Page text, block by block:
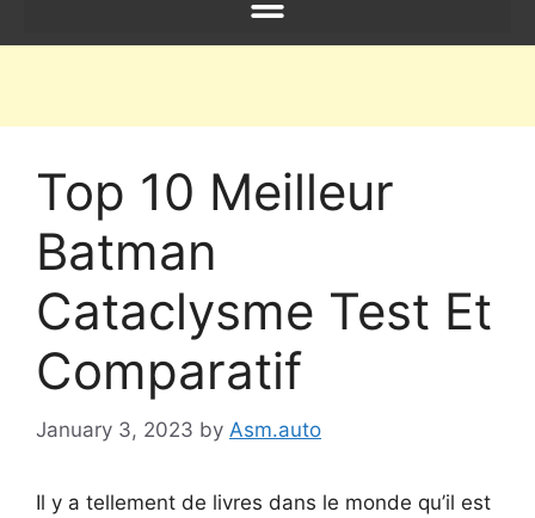
Top 10 Meilleur
Batman
Cataclysme Test Et
Comparatif
January 3, 2023 by Asm.auto
Il y a tellement de livres dans le monde qu’il est